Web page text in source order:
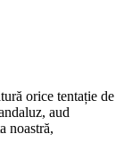
orice tentație de
aud
noastră,